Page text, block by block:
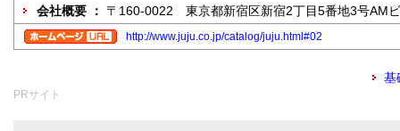
会社概要 ： 〒160-0022 東京都新宿区新宿2丁目5番地3号AM
http://www.juju.co.jp/catalog/juju.html#02
基
PRサイト